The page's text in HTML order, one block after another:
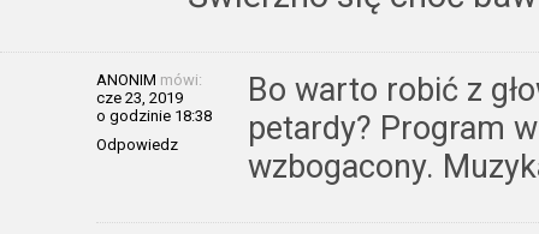
ANONIM mówi:
cze 23, 2019
o godzinie 18:38
Odpowiedz
Bo warto robić z
petardy? Program
wzbogacony.